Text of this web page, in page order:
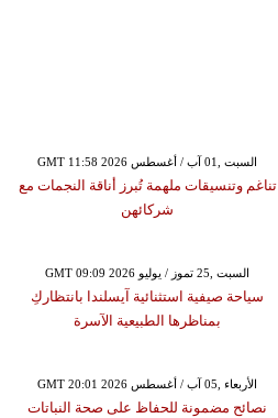
GMT 11:58 2026 السبت ,01 آب / أغسطس
تناغم وتنسيقات ملهمة تُبرز أناقة النجمات مع
شركائهن
GMT 09:09 2026 السبت ,25 تموز / يوليو
سياحة صيفية استثنائية آيسلندا بانتظاركِ
بمناظرها الطبيعية الآسرة
GMT 20:01 2026 الأربعاء ,05 آب / أغسطس
نصائح مضمونة للحفاظ على صحة النباتات